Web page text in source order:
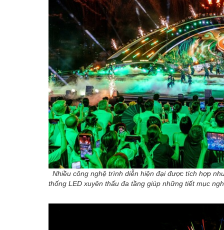
Nhiều công nghệ trình diễn hiện đại được tích hợp
thống LED xuyên thấu đa tầng giúp những tiết mục